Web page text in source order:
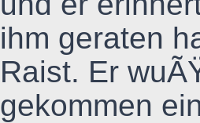
ihm geraten
Raist. Er
gekommen